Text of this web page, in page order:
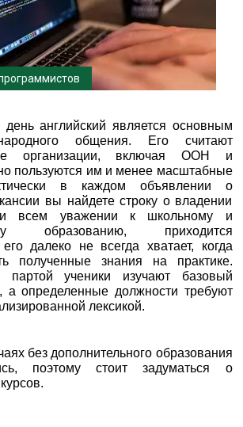
английский является основным
общения. Его считают
организации, включая ООН и
пользуются им и менее масштабные
в каждом объявлении о
вы найдете строку о владении
всем уважении к школьному и
образованию, приходится
далеко не всегда хватает, когда
полученные знания на практике.
партой ученики изучают базовый
а определенные должности требуют
лексикой.
без дополнительного образования
поэтому стоит задуматься о